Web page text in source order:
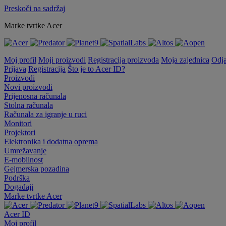
Preskoči na sadržaj
Marke tvrtke Acer
Moj profil Moji proizvodi Registracija proizvoda Moja zajednica
Prijava Registracija Što je to Acer ID?
Proizvodi
Novi proizvodi
Prijenosna računala
Stolna računala
Računala za igranje u ruci
Monitori
Projektori
Elektronika i dodatna oprema
Umrežavanje
E-mobilnost
Gejmerska pozadina
Podrška
Događaji
Marke tvrtke Acer
Acer ID
Moj profil